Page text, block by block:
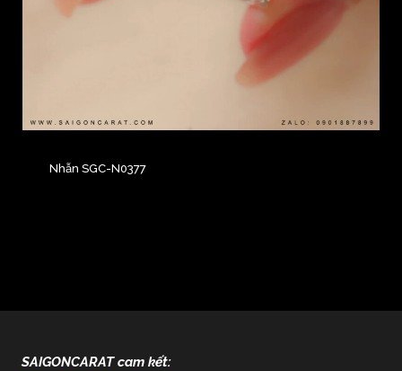
Nhẫn SGC-N0377
SAIGONCARAT cam kết: